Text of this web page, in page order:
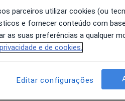
Alberto J A Tomás
parceiros utilizar cookies (ou
e fornecer conteúdo com
as suas preferências a qualquer
e de cookies.
Editar configurações